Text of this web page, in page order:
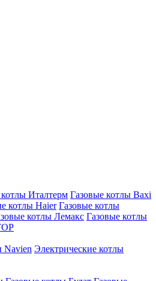
Италтерм Газовые котлы Baxi
котлы Haier Газовые котлы
котлы Лемакс Газовые котлы
Navien Электрические котлы